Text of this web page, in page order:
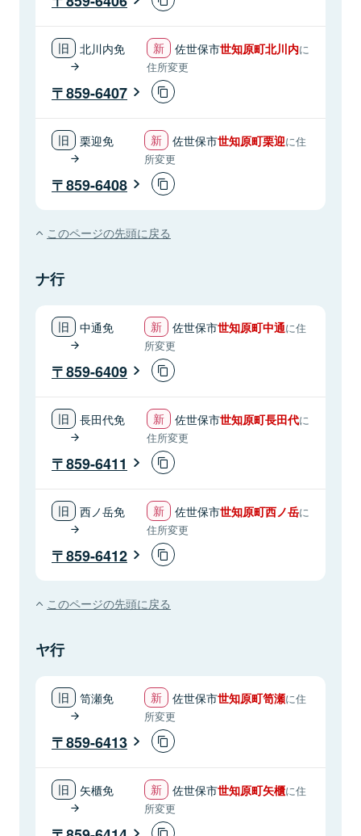
北川内免 佐世保市世知原町北川内に
住所変更
859-6407
栗迎免 佐世保市世知原町栗迎に住
所変更
859-6408
このページの先頭に戻る
ナ行
中通免 佐世保市世知原町中通に住
所変更
859-6409
長田代免 佐世保市世知原町長田代に
住所変更
859-6411
西ノ岳免 佐世保市世知原町西ノ岳に
住所変更
859-6412
このページの先頭に戻る
ヤ行
笥瀬免 佐世保市世知原町笥瀬に住
所変更
859-6413
矢櫃免 佐世保市世知原町矢櫃に住
所変更